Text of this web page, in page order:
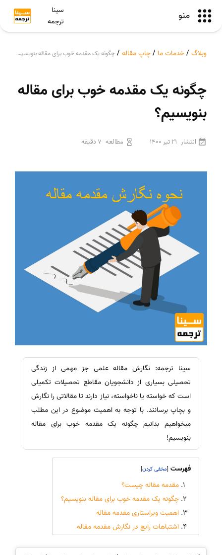
منو
سینا
ترجمه
وبلاگ /خدمات ما /چاپ مقاله / چگونه یک مقدمه خوب برای مقاله بنویسیم؟
چگونه یک مقدمه خوب برای مقاله
بنویسیم؟
انتشار 21 تیر 1400 مطالعه 7 دقیقه
سینا ترجمه: نگارش مقاله علمی جز مهمی از زندگی
تحصیلی بسیاری از دانشجویان مقاطع تحصیلات تکمیلی
است که خواسته یا ناخواسته، نیاز دارند تا مقالاتی را نگارش
و بچاپ برسانند. با توجه به اهمیت موضوع در این مطلب
میخواهیم بدانیم چگونه یک مقدمه خوب برای مقاله
بنویسیم!
فهرست [
]
مقدمه مقاله چیست؟
چگونه یک مقدمه خوب برای مقاله بنویسیم؟
اهمیت ویراستاری مقدمه مقاله
اشتباهات رایج در نگارش مقدمه مقاله